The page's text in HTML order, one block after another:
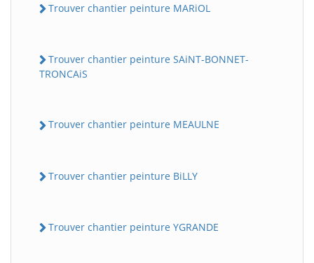
Trouver chantier peinture MARiOL
Trouver chantier peinture SAiNT-BONNET-
TRONCAiS
Trouver chantier peinture MEAULNE
Trouver chantier peinture BiLLY
Trouver chantier peinture YGRANDE